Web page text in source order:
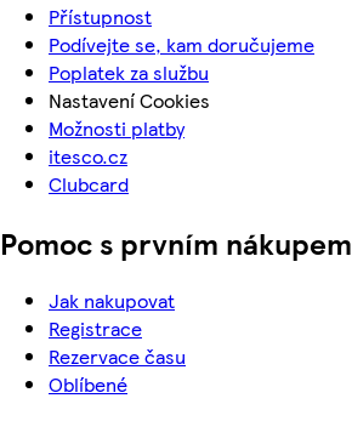
Přístupnost
Podívejte se, kam doručujeme
Poplatek za službu
Nastavení Cookies
Možnosti platby
itesco.cz
Clubcard
Pomoc s prvním nákupem
Jak nakupovat
Registrace
Rezervace času
Oblíbené